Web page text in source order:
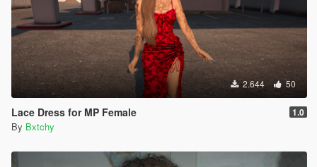
2.644 50
Lace Dress for MP Female 1.0
By Bxtchy